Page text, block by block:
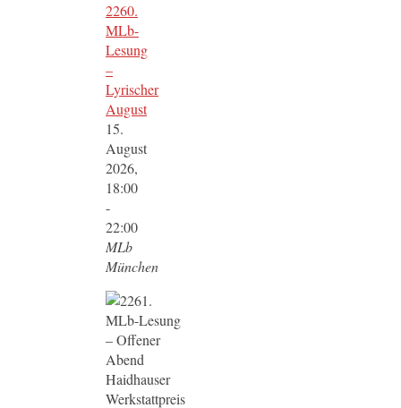
2260.
MLb-
Lesung
–
Lyrischer
August
15.
August
2026,
18:00
-
22:00
MLb
München